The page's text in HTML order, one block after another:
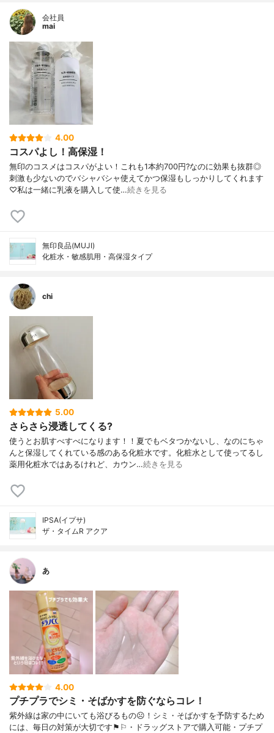
会社員
mai
4.00
コスパよし！高保湿！
無印のコスメはコスパがよい！これも1本約700円?なのに効果も抜群◎
刺激も少ないのでバシャバシャ使えてかつ保湿もしっかりしてくれます
♡私は一緒に乳液を購入して使…続きを見る
無印良品(MUJI)
化粧水・敏感肌用・高保湿タイプ
chi
5.00
さらさら浸透してくる?
使うとお肌すべすべになります！！夏でもベタつかないし、なのにちゃ
んと保湿してくれている感のある化粧水です。化粧水として使ってるし
薬用化粧水ではあるけれど、カウン…続きを見る
IPSA(イプサ)
ザ・タイムR アクア
あ
4.00
プチプラでシミ・そばかすを防ぐならコレ！
紫外線は家の中にいても浴びるもの☹︎！シミ・そばかすを予防するため
には、毎日の対策が大切です⚑︎⚐︎・ドラッグストアで購入可能・プチプ